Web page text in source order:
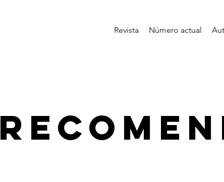
Revista Número actual